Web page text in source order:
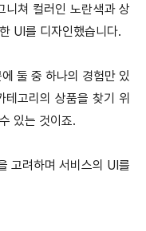
니쳐 컬러인 노란색과 상
UI를 디자인했습니다.
둘 중 하나의 경험만 있
고리의 상품을 찾기 위
있는 것이죠.
고려하며 서비스의 UI를